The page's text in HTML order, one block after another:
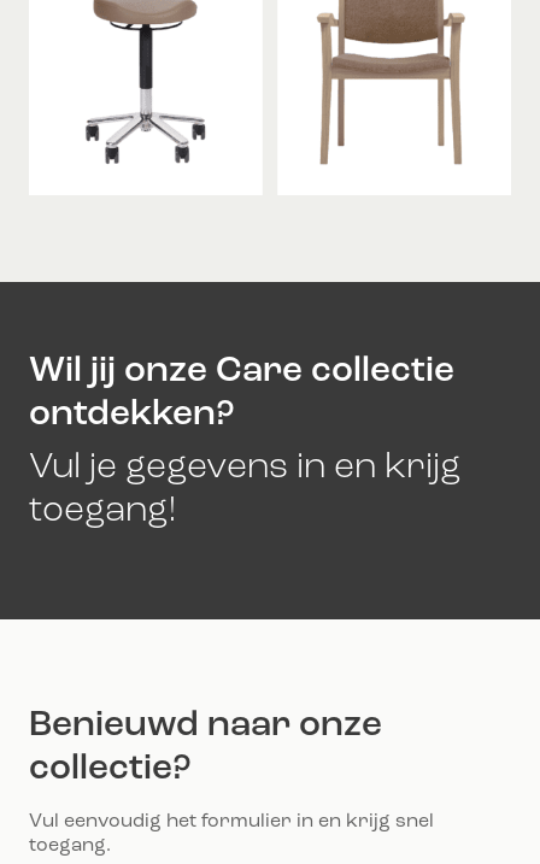
Wil jij onze Care collectie
ontdekken?
Vul je gegevens in en krijg
toegang!
Benieuwd naar onze
collectie?
Vul eenvoudig het formulier in en krijg snel
toegang.